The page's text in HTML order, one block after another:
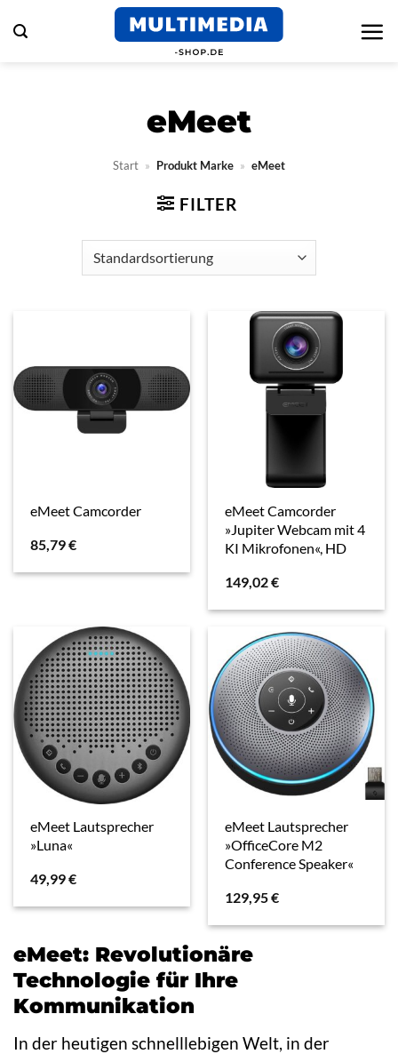
Inhalt
eMeet
Start » Produkt Marke » eMeet
FILTER
eMeet Camcorder
85,79€
eMeet Camcorder
»Jupiter Webcam mit 4
KI Mikrofonen«, HD
149,02€
eMeet Lautsprecher
»Luna«
49,99€
eMeet Lautsprecher
»OfficeCore M2
Conference Speaker«
129,95€
eMeet: Revolutionäre
Technologie für Ihre
Kommunikation
In der heutigen schnelllebigen Welt, in der